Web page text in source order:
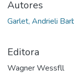
Autores
Garlet, Andrieli
Editora
Wagner Wessfll